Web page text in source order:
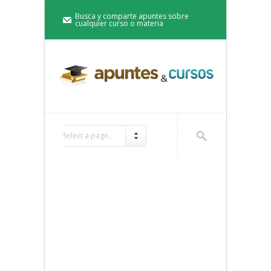
Busca y comparte apuntes sobre
cualquier curso o materia
Select a page...